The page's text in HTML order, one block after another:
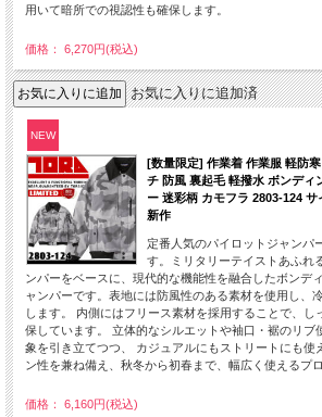
用いて暗所での視認性も確保します。
価格： 6,270円(税込)
お気に入りに追加済
NEW
[数量限定] 作業着 作業服 軽防
チ 防風 裏起毛 軽撥水 ボンディ
ー 迷彩柄 カモフラ 2803-124
新作
定番人気のパイロットジャンパ
す。ミリタリーテイストあふれ
ンパーをベースに、現代的な機能性を融合したボンデ
ャンパーです。表地には防風性のある素材を使用し、
します。 内側にはフリース素材を採用することで、し
保しています。 立体的なシルエットや袖口・裾のリブ
象を引き立てつつ、 カジュアルにもストリートにも使
ン性を兼ね備え、秋冬から初春まで、幅広く使えるプ
価格： 6,160円(税込)